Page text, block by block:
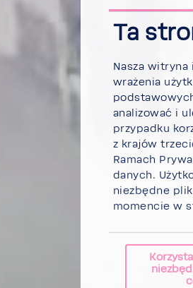
Ta
Nasza
wrażenia
anali­zować i
przy­padku
z krajów
Ramach
danych.
niezbędne
momencie w